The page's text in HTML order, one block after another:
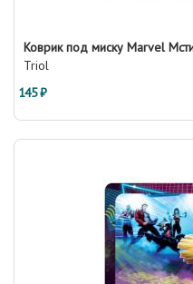
Коврик под миску Marvel
Triol
145 ₽